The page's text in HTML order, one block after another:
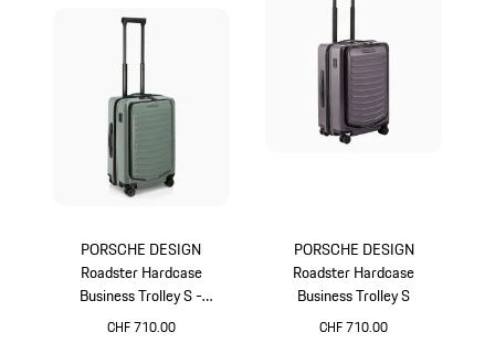
PORSCHE DESIGN
Roadster Hardcase
Business Trolley S -
Porsche Cayenne Electric
CHF 710.00
PORSCHE DESIGN
Roadster Hardcase
Business Trolley S
CHF 710.00